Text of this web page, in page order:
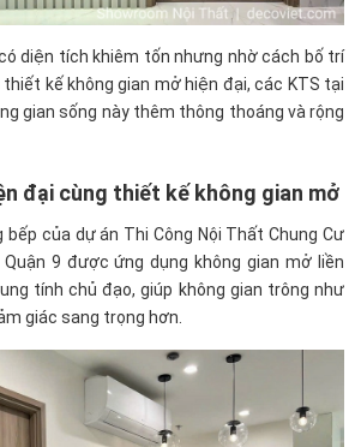
diện tích khiêm tốn nhưng nhờ cách bố trí
kế không gian mở hiện đại, các KTS tại
gian sống này thêm thông thoáng và rộng
đại cùng thiết kế không gian mở
bếp của dự án Thi Công Nội Thất Chung Cư
Quận 9 được ứng dụng không gian mở liền
tính chủ đạo, giúp không gian trông như
giác sang trọng hơn.